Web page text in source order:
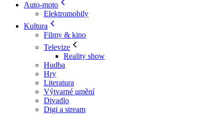
Auto-moto
Elektromobily
Kultura
Filmy & kino
Televize
Reality show
Hudba
Hry
Literatura
Výtvarné umění
Divadlo
Digi a stream